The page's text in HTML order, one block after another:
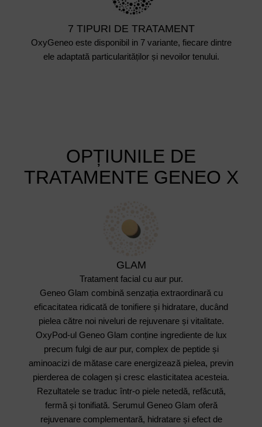
7 TIPURI DE TRATAMENT
OxyGeneo este disponibil in 7 variante, fiecare dintre
ele adaptată particularităților și nevoilor tenului.
OPȚIUNILE DE
TRATAMENTE GENEO X
GLAM
Tratament facial cu aur pur.
Geneo Glam combină senzația extraordinară cu
eficacitatea ridicată de tonifiere și hidratare, ducând
pielea către noi niveluri de rejuvenare și vitalitate.
OxyPod-ul Geneo Glam conține ingrediente de lux
precum fulgi de aur pur, complex de peptide și
aminoacizi de mătase care energizează pielea, previn
pierderea de colagen și cresc elasticitatea acesteia.
Rezultatele se traduc într-o piele netedă, refăcută,
fermă și tonifiată. Serumul Geneo Glam oferă
rejuvenare complementară, hidratare și efect de